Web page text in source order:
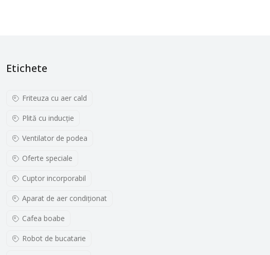
Etichete
Friteuza cu aer cald
Plită cu inducţie
Ventilator de podea
Oferte speciale
Cuptor incorporabil
Aparat de aer condiționat
Cafea boabe
Robot de bucatarie